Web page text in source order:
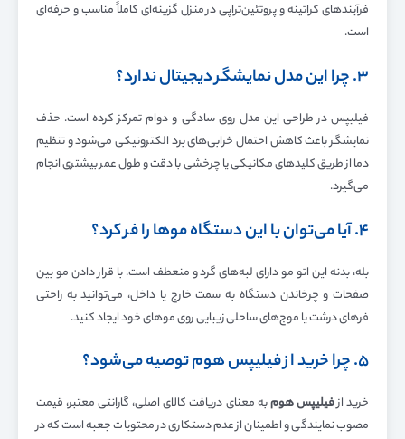
فرآیندهای کراتینه و پروتئین‌تراپی در منزل گزینه‌ای کاملاً مناسب و حرفه‌ای
است.
۳. چرا این مدل نمایشگر دیجیتال ندارد؟
فیلیپس در طراحی این مدل روی سادگی و دوام تمرکز کرده است. حذف
نمایشگر باعث کاهش احتمال خرابی‌های برد الکترونیکی می‌شود و تنظیم
دما از طریق کلیدهای مکانیکی یا چرخشی با دقت و طول عمر بیشتری انجام
می‌گیرد.
۴. آیا می‌توان با این دستگاه موها را فر کرد؟
بله، بدنه این اتو مو دارای لبه‌های گرد و منعطف است. با قرار دادن مو بین
صفحات و چرخاندن دستگاه به سمت خارج یا داخل، می‌توانید به راحتی
فرهای درشت یا موج‌های ساحلی زیبایی روی موهای خود ایجاد کنید.
۵. چرا خرید از فیلیپس هوم توصیه می‌شود؟
خرید ازفیلیپس هومبه معنای دریافت کالای اصلی، گارانتی معتبر، قیمت
مصوب نمایندگی و اطمینان از عدم دستکاری در محتویات جعبه است که در